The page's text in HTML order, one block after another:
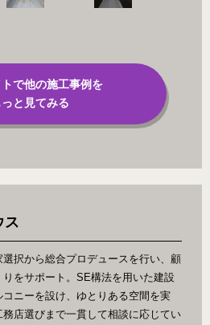
で他の施工事例を
っと見てみる
ス
択から総合プロデュースを行い、顧
をサポート。SE構法を用いた建設
ニーを設け、ゆとりある空間を実
店選びまで一貫して相談に応じてい